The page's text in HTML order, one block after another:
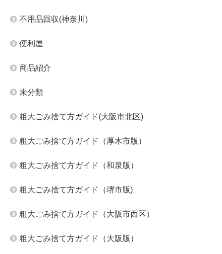
不用品回収(神奈川)
便利屋
商品紹介
未分類
粗大ごみ捨て方ガイド(大阪市北区)
粗大ごみ捨て方ガイド（厚木市版）
粗大ごみ捨て方ガイド（和泉版）
粗大ごみ捨て方ガイド（堺市版)
粗大ごみ捨て方ガイド（大阪市西区）
粗大ごみ捨て方ガイド（大阪版）